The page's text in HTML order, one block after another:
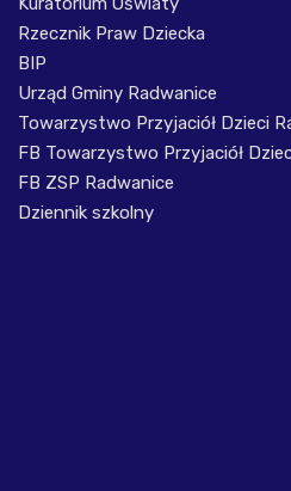
Rzecznik Praw Dziecka
BIP
Urząd Gminy Radwanice
Towarzystwo Przyjaciół Dzieci
FB Towarzystwo Przyjaciół
FB ZSP Radwanice
Dziennik szkolny